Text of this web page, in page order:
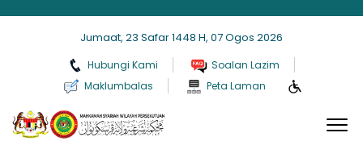
Jumaat, 23 Safar 1448 H, 07 Ogos 2026
Hubungi Kami
Soalan Lazim
Maklumbalas
Peta Laman